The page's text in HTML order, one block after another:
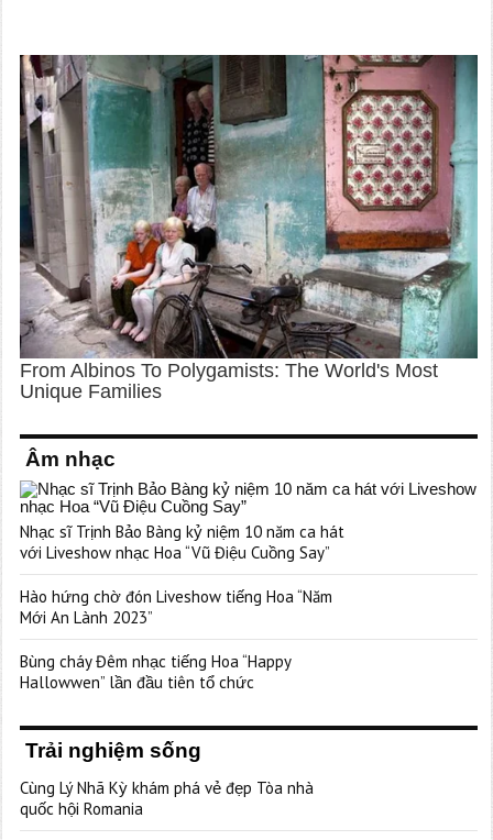
Âm nhạc
Nhạc sĩ Trịnh Bảo Bàng kỷ niệm 10 năm ca hát
với Liveshow nhạc Hoa “Vũ Điệu Cuồng Say”
Hào hứng chờ đón Liveshow tiếng Hoa “Năm
Mới An Lành 2023”
Bùng cháy Đêm nhạc tiếng Hoa “Happy
Hallowwen” lần đầu tiên tổ chức
Trải nghiệm sống
Cùng Lý Nhã Kỳ khám phá vẻ đẹp Tòa nhà
quốc hội Romania